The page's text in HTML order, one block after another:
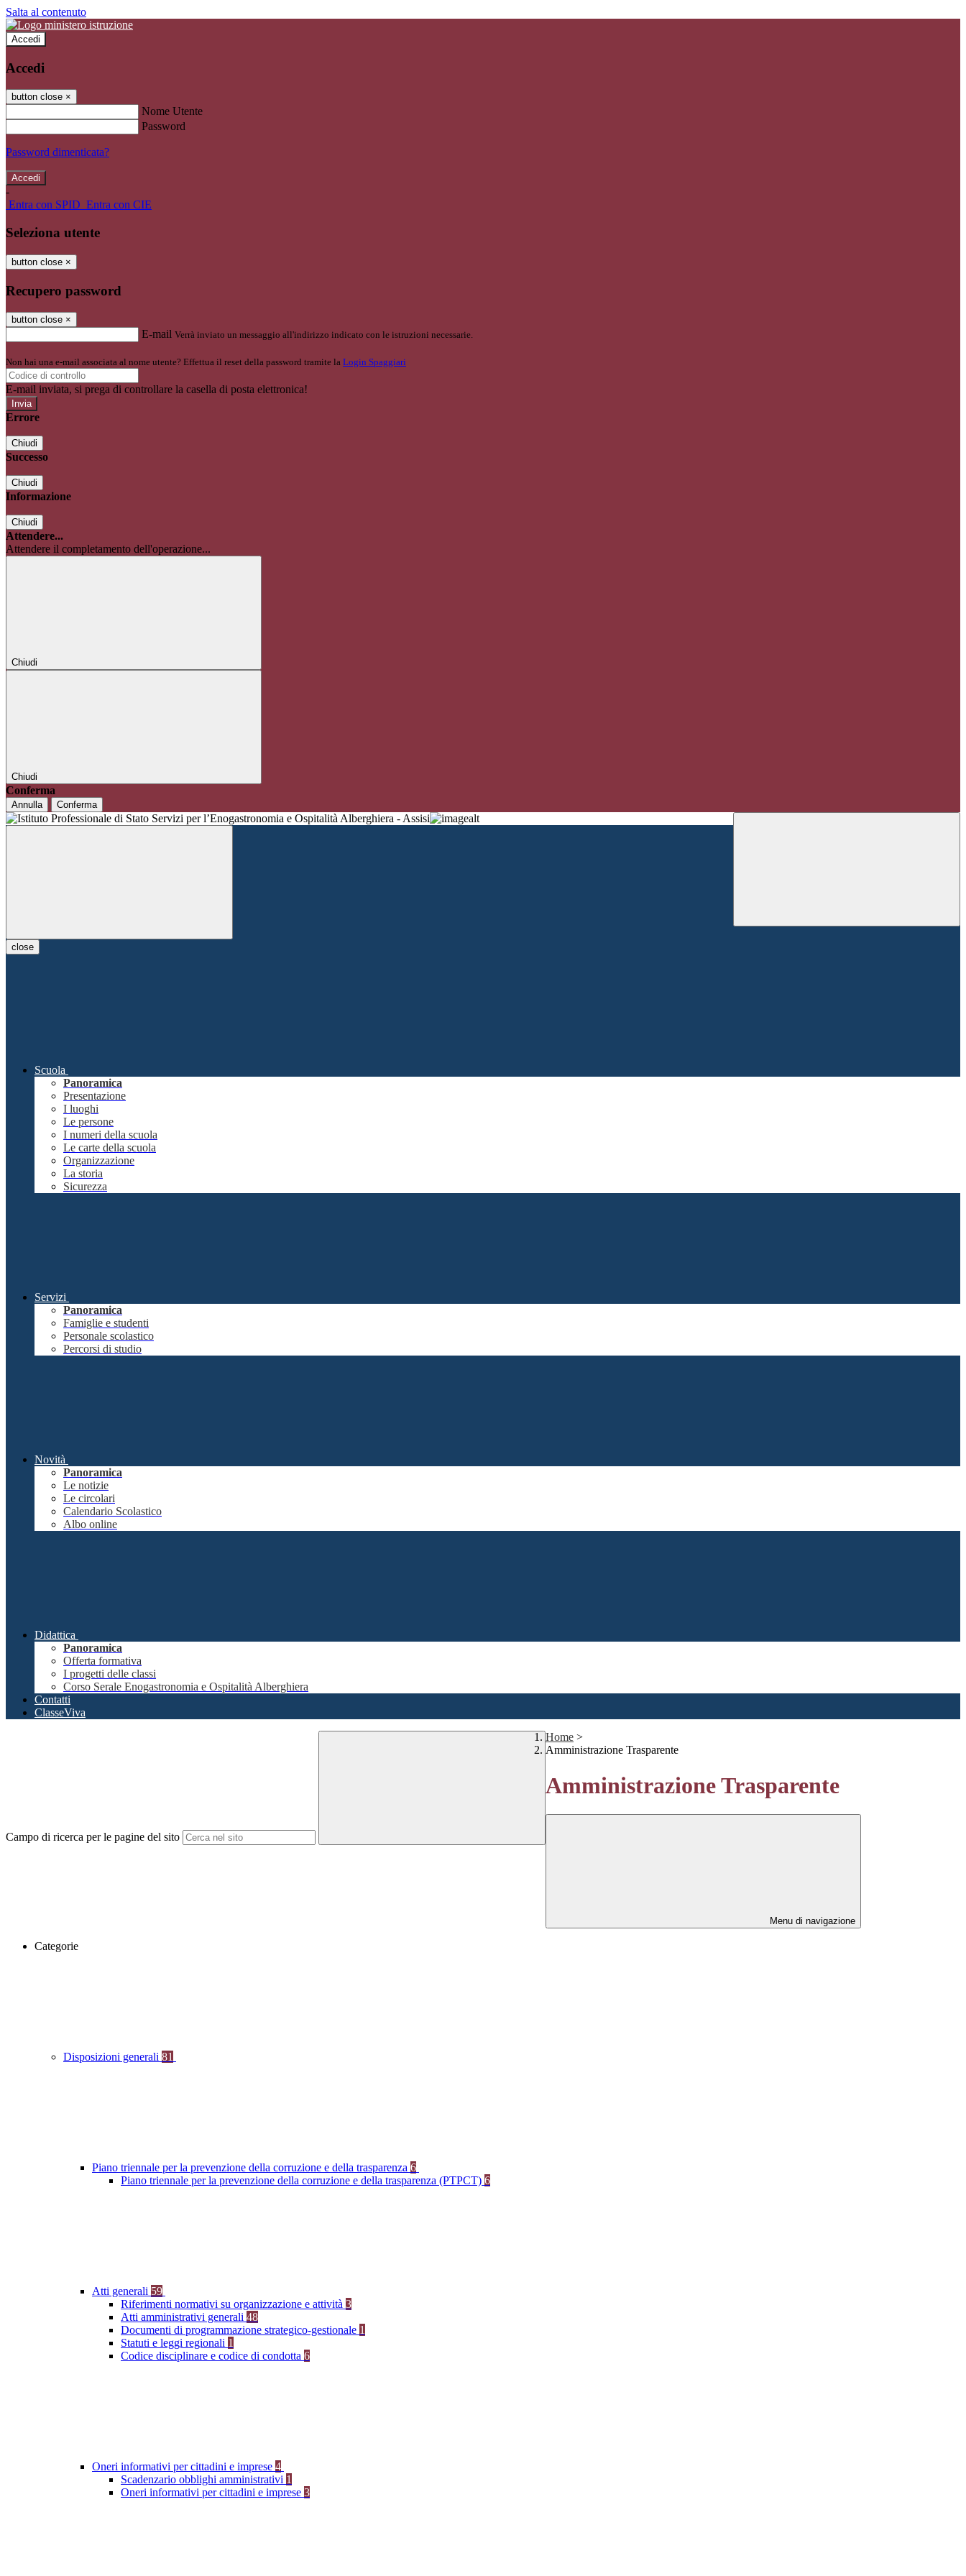
Salta al contenuto
Accedi
Accedi
button close ×
Nome Utente
Password
Password dimenticata?
-
Entra con SPID Entra con CIE
Seleziona utente
button close ×
Recupero password
button close ×
E-mail Verrà inviato un messaggio all'indirizzo indicato con le istruzioni necessarie.
Non hai una e-mail associata al nome utente? Effettua il reset della password tramite la Login Spaggiari
E-mail inviata, si prega di controllare la casella di posta elettronica!
Errore
Chiudi
Successo
Chiudi
Informazione
Chiudi
Attendere...
Attendere il completamento dell'operazione...
Chiudi
Chiudi
Conferma
Annulla Conferma
close
Scuola
Panoramica
Presentazione
I luoghi
Le persone
I numeri della scuola
Le carte della scuola
Organizzazione
La storia
Sicurezza
Servizi
Panoramica
Famiglie e studenti
Personale scolastico
Percorsi di studio
Novità
Panoramica
Le notizie
Le circolari
Calendario Scolastico
Albo online
Didattica
Panoramica
Offerta formativa
I progetti delle classi
Corso Serale Enogastronomia e Ospitalità Alberghiera
Contatti
ClasseViva
Campo di ricerca per le pagine del sito
Home >
Amministrazione Trasparente
Amministrazione Trasparente
Menu di navigazione
Categorie
Disposizioni generali 81
Piano triennale per la prevenzione della corruzione e della trasparenza 6
Piano triennale per la prevenzione della corruzione e della trasparenza (PTPCT) 6
Atti generali 59
Riferimenti normativi su organizzazione e attività 3
Atti amministrativi generali 48
Documenti di programmazione strategico-gestionale 1
Statuti e leggi regionali 1
Codice disciplinare e codice di condotta 6
Oneri informativi per cittadini e imprese 4
Scadenzario obblighi amministrativi 1
Oneri informativi per cittadini e imprese 3